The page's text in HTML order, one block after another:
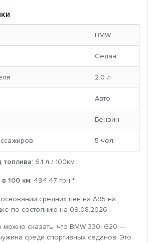
BMW
Седан
2.0 л
Авто
Бензин
5 чел
топлива: 6.1 л / 100км
в 100 км: 494.47 грн *
средних цен на A95 на
по состоянию на 09.08.2026
сказать, что BMW 330i G20 —
среди спортивных седанов. Это